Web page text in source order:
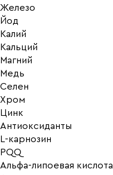
Железо
Йод
Калий
Кальций
Магний
Медь
Селен
Хром
Цинк
Антиоксиданты
L-карнозин
PQQ
Альфа-липоевая кислота